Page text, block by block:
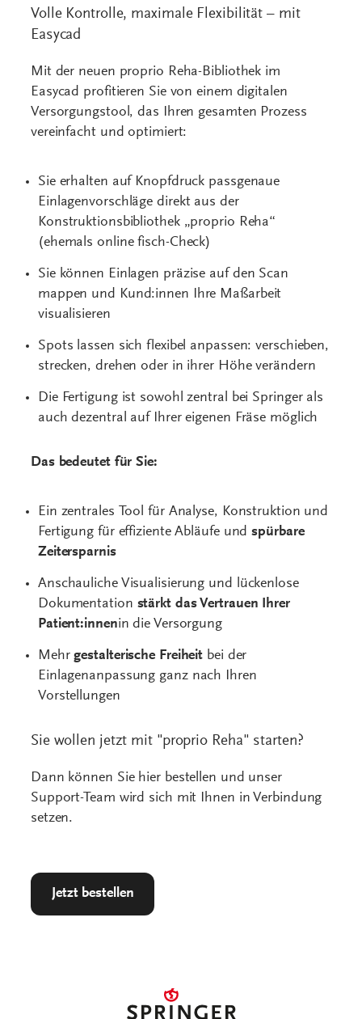
Volle Kontrolle, maximale Flexibilität – mit
Easycad
Mit der neuen proprio Reha-Bibliothek im
Easycad profitieren Sie von einem digitalen
Versorgungstool, das Ihren gesamten Prozess
vereinfacht und optimiert:
Sie erhalten auf Knopfdruck passgenaue
Einlagenvorschläge direkt aus der
Konstruktionsbibliothek „proprio Reha“
(ehemals online fisch-Check)
Sie können Einlagen präzise auf den Scan
mappen und Kund:innen Ihre Maßarbeit
visualisieren
Spots lassen sich flexibel anpassen: verschieben,
strecken, drehen oder in ihrer Höhe verändern
Die Fertigung ist sowohl zentral bei Springer als
auch dezentral auf Ihrer eigenen Fräse möglich
Das bedeutet für Sie:
Ein zentrales Tool für Analyse, Konstruktion und
Fertigung für effiziente Abläufe undspürbare
Zeitersparnis
Anschauliche Visualisierung und lückenlose
Dokumentation stärkt das Vertrauen Ihrer
Patient:innenin die Versorgung
Mehrgestalterische Freiheit bei der
Einlagenanpassung ganz nach Ihren
Vorstellungen
Sie wollen jetzt mit "proprio Reha" starten?
Dann können Sie hier bestellen und unser
Support-Team wird sich mit Ihnen in Verbindung
setzen.
Jetzt bestellen